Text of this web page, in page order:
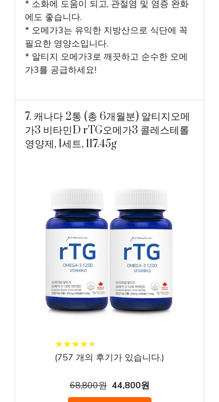
* 소화에 도움이 되고, 관절염 및 염증 완화
에도 좋습니다.
* 오메가3는 유익한 지방산으로 식단에 꼭
필요한 영양소입니다.
* 알티지 오메가3로 깨끗하고 순수한 오메
가3를 공급하세요!
7. 캐나다 2통 (총 6개월분) 알티지오메
가3 비타민D rTG오메가3 콜레스테롤
영양제, 1세트, 117.45g
★★★★★
★★★★★
(757 개의 후기가 있습니다.)
68,800원 44,800원